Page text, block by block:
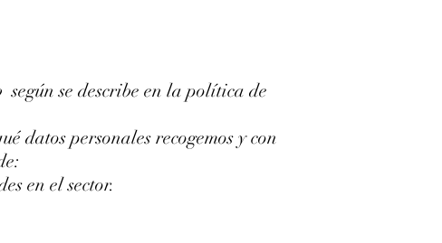
se describe en la política de
datos personales recogemos y con
en el sector.